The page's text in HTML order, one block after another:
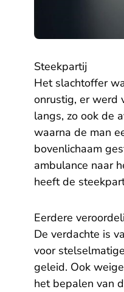
Steekpartij
Het slachtoffer
onrustig, er werd
langs, zo ook de
waarna de man
bovenlichaam
ambulance naar
heeft de
Eerdere
De verdachte is
voor
geleid. Ook
het bepalen van